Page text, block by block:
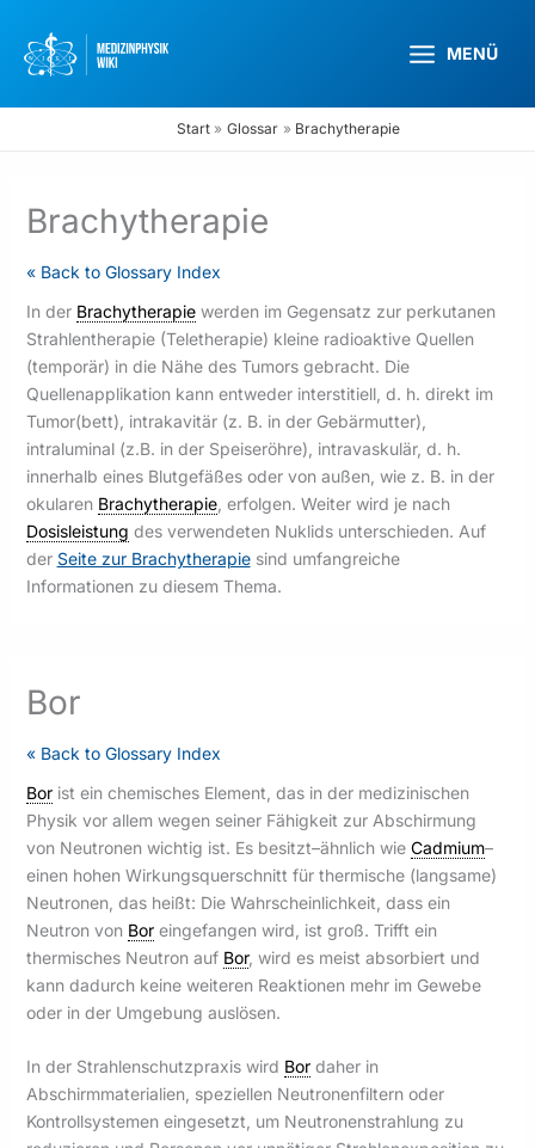
Inhalt
springen
MENÜ
Start Glossar Brachytherapie
Brachytherapie
« Back to Glossary Index
In der Brachytherapiewerden im Gegensatz zur perkutanen
Strahlentherapie (Teletherapie) kleine radioaktive Quellen
(temporär) in die Nähe des Tumors gebracht. Die
Quellenapplikation kann entweder interstitiell, d. h. direkt im
Tumor(bett), intrakavitär (z. B. in der Gebärmutter),
intraluminal (z.B. in der Speiseröhre), intravaskulär, d. h.
innerhalb eines Blutgefäßes oder von außen, wie z. B. in der
okularen Brachytherapie, erfolgen. Weiter wird je nach
Dosisleistung des verwendeten Nuklids unterschieden. Auf
der Seite zur Brachytherapiesind umfangreiche
Informationen zu diesem Thema.
Bor
« Back to Glossary Index
Borist ein chemisches Element, das in der medizinischen
Physik vor allem wegen seiner Fähigkeit zur Abschirmung
von Neutronen wichtig ist. Es besitzt–ähnlich wie Cadmium–
einen hohen Wirkungsquerschnitt für thermische (langsame)
Neutronen, das heißt: Die Wahrscheinlichkeit, dass ein
Neutron von Boreingefangen wird, ist groß. Trifft ein
thermisches Neutron auf Bor, wird es meist absorbiert und
kann dadurch keine weiteren Reaktionen mehr im Gewebe
oder in der Umgebung auslösen.
In der Strahlenschutzpraxis wird Bordaher in
Abschirmmaterialien, speziellen Neutronenfiltern oder
Kontrollsystemen eingesetzt, um Neutronenstrahlung zu